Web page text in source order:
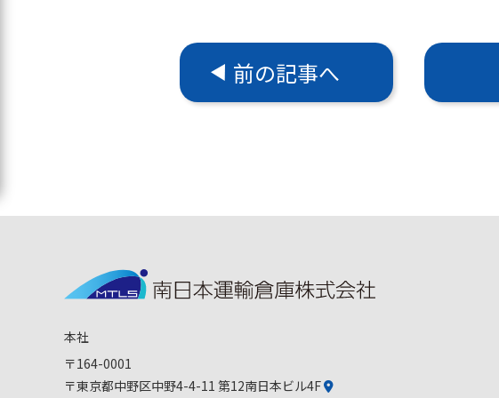
前の記事へ
本社
〒164-0001
〒東京都中野区中野4-4-11 第12南日本ビル4F